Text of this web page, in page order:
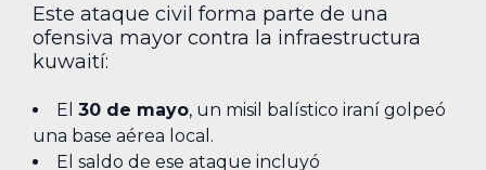
Este ataque civil forma parte de una
ofensiva mayor contra la infraestructura
kuwaití:
El 30 de mayo, un misil balístico iraní golpeó
una base aérea local.
El saldo de ese ataque incluyó